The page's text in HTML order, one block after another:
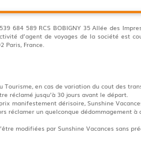
684 589 RCS BOBIGNY 35 Allée des
d’agent de voyages de la société est
Paris, France.
Tourisme, en cas de variation du cout des
réclamé jusqu’à 30 jours avant le départ.
manifestement dérisoire, Sunshine
réclamer un quelconque dédommagement à
modifiées par Sunshine Vacances sans